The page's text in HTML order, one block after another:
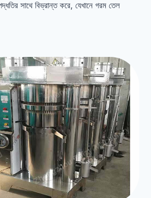
সাথে বিভ্রান্ত করে, যেখানে গরম তেল